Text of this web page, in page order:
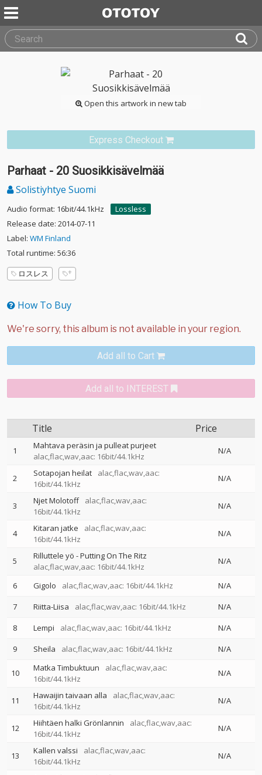
Open this artwork in new tab
Express Checkout
Parhaat - 20 Suosikkisävelmää
Solistiyhtye Suomi
Audio format: 16bit/44.1kHz
Lossless
Release date: 2014-07-11
Label: WM Finland
Total runtime: 56:36
ロスレス
How To Buy
Add all to Cart
Add all to INTEREST
Title Price
1
Mahtava peräsin ja pulleat purjeet
alac,flac,wav,aac: 16bit/44.1kHz
N/A
2 Sotapojan heilat
alac,flac,wav,aac:
16bit/44.1kHz
N/A
3 Njet Molotoff
alac,flac,wav,aac:
16bit/44.1kHz
N/A
4 Kitaran jatke
alac,flac,wav,aac:
16bit/44.1kHz
N/A
5
Rilluttele yö - Putting On The Ritz
alac,flac,wav,aac: 16bit/44.1kHz
N/A
6 Gigolo alac,flac,wav,aac: 16bit/44.1kHz
N/A
7
Riitta-Liisa alac,flac,wav,aac: 16bit/44.1kHz
N/A
8
Lempi alac,flac,wav,aac: 16bit/44.1kHz
N/A
9
Sheila alac,flac,wav,aac: 16bit/44.1kHz N/A
10 Matka Timbuktuun
alac,flac,wav,aac:
16bit/44.1kHz
N/A
11 Hawaijin taivaan alla
alac,flac,wav,aac:
16bit/44.1kHz
N/A
12 Hiihtäen halki Grönlannin
alac,flac,wav,aac:
16bit/44.1kHz
N/A
13 Kallen valssi
alac,flac,wav,aac:
16bit/44.1kHz
N/A